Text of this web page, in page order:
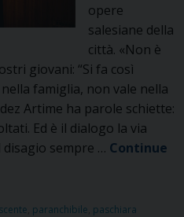
opere
salesiane della
città. «Non è
giovani: “Si fa così
famiglia, non vale nella
Artime ha parole schiette:
Ed è il dialogo la via
sempre … Continue
paranchibile paschiara